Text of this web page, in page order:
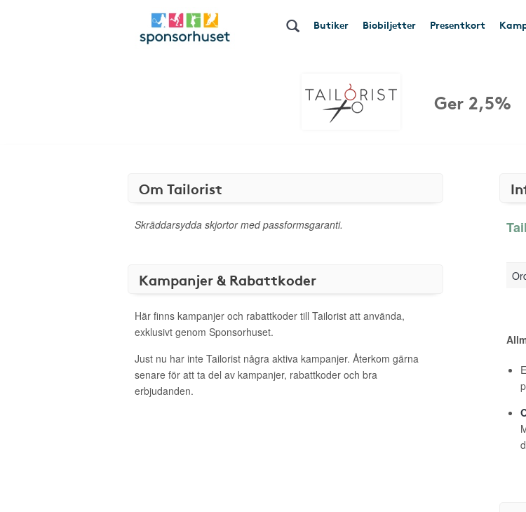
Butiker Biobiljetter Presentkort
Ger 2,5%
Om Tailorist
Skräddarsydda skjortor med passformsgaranti.
Kampanjer & Rabattkoder
Här finns kampanjer och rabattkoder till Tailorist att använda,
exklusivt genom Sponsorhuset.
Just nu har inte Tailorist några aktiva kampanjer. Återkom gärna
senare för att ta del av kampanjer, rabattkoder och bra
erbjudanden.